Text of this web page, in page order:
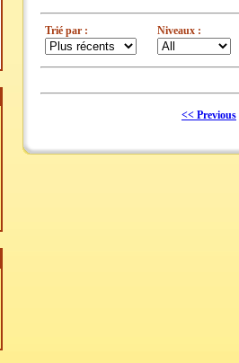
Trié par : Niveaux :
<< Previous